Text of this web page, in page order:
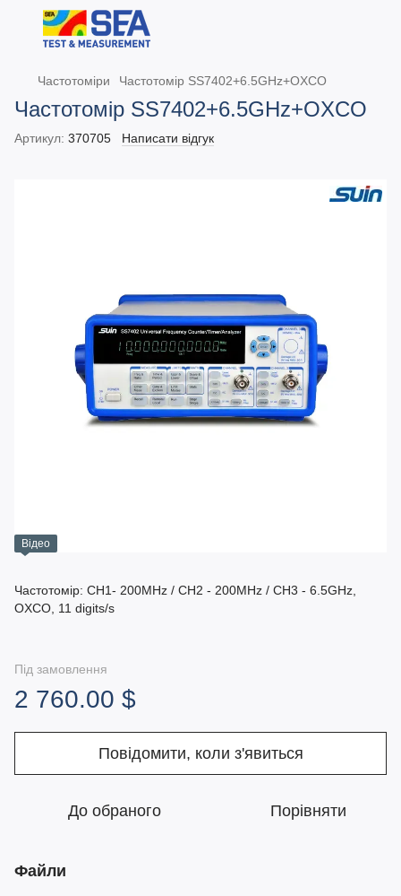
Частотоміри Частотомір SS7402+6.5GHz+OXCO
Частотомір SS7402+6.5GHz+OXCO
Артикул: 370705 Написати відгук
Відео
Частотомір: CH1- 200MHz / CH2 - 200MHz / CH3 - 6.5GHz,
OXCO, 11 digits/s
Під замовлення
2 760.00 $
Повідомити, коли з'явиться
До обраного Порівняти
Файли